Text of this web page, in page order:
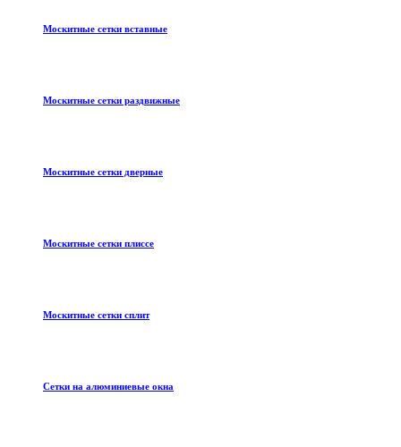
Москитные сетки вставные
Москитные сетки раздвижные
Москитные сетки дверные
Москитные сетки плиссе
Москитные сетки сплит
Сетки на алюминиевые окна